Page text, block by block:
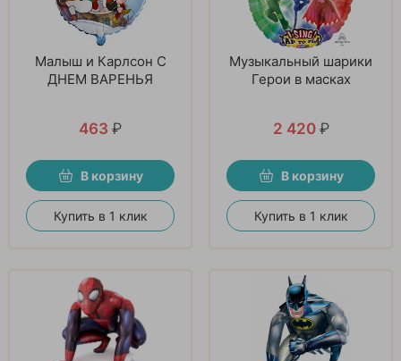
Малыш и Карлсон С
ДНЕМ ВАРЕНЬЯ
463 ₽
В корзину
Купить в 1 клик
Музыкальный шарики
Герои в масках
2 420 ₽
В корзину
Купить в 1 клик